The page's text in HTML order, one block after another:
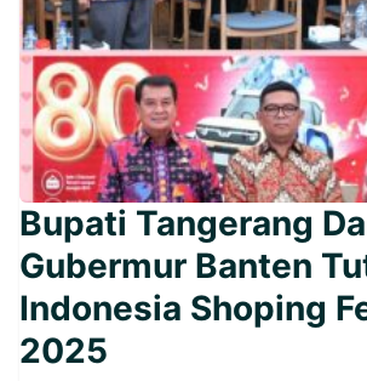
Bupati Tangerang
Gubermur Banten
Indonesia Shoping
2025